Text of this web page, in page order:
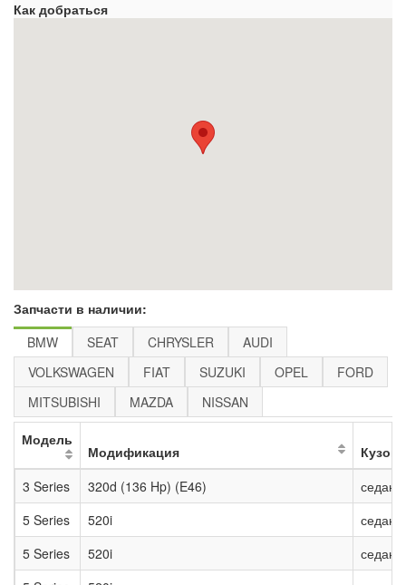
Как добраться
Запчасти в наличии:
BMW
SEAT CHRYSLER
AUDI
VOLKSWAGEN
FIAT SUZUKI OPEL
FORD
MITSUBISHI
MAZDA NISSAN
Модель
Модификация
Кузов
3 Series
320d (136 Hp) (E46)
седан
5 Series
520i
седан
5 Series
520i
седан